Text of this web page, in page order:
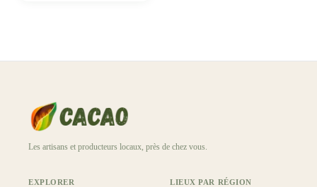
Les artisans et producteurs locaux, près de chez vous.
EXPLORER LIEUX PAR RÉGION